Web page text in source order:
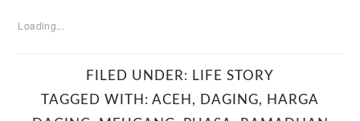
Loading...
FILED UNDER: LIFE STORY
TAGGED WITH: ACEH , DAGING, HARGA